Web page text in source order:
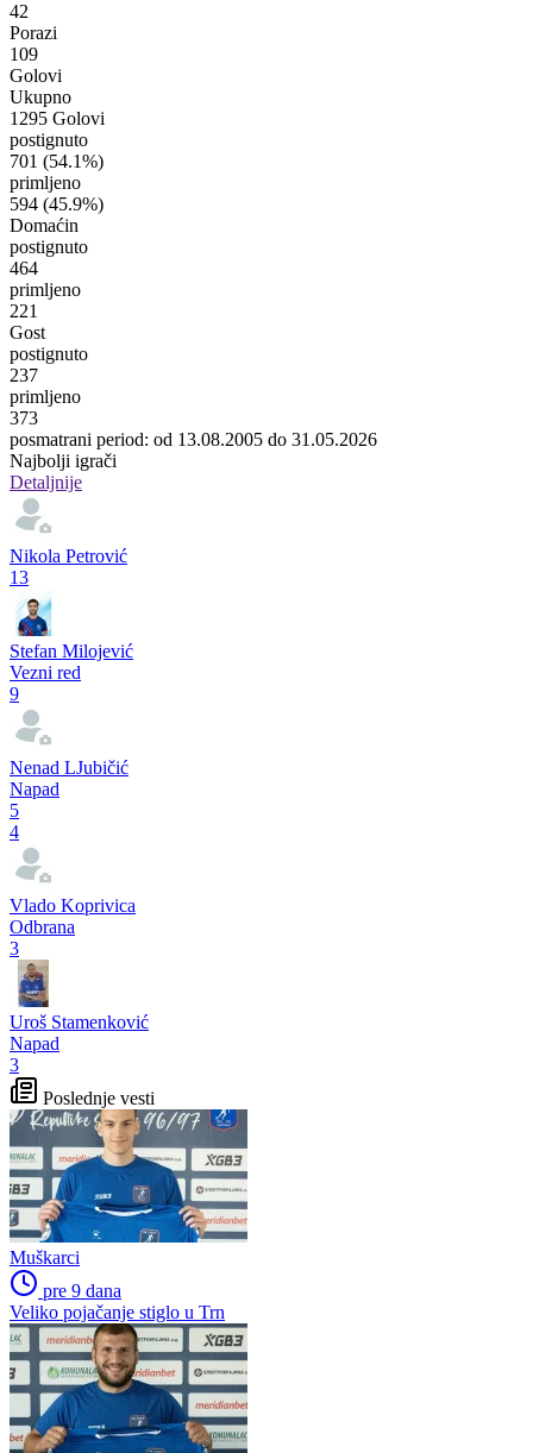
42
Porazi
109
Golovi
Ukupno
1295 Golovi
postignuto
701 (54.1%)
primljeno
594 (45.9%)
Domaćin
postignuto
464
primljeno
221
Gost
postignuto
237
primljeno
373
posmatrani period: od 13.08.2005 do 31.05.2026
Najbolji igrači
Detaljnije
Nikola Petrović
13
Stefan Milojević
Vezni red
9
Nenad LJubičić
Napad
5
4
Vlado Koprivica
Odbrana
3
Uroš Stamenković
Napad
3
Poslednje vesti
Muškarci
pre 9 dana
Veliko pojačanje stiglo u Trn